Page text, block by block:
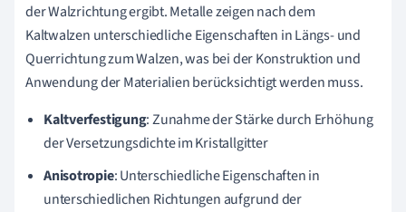
der Walzrichtung ergibt. Metalle zeigen nach dem
Kaltwalzen unterschiedliche Eigenschaften in Längs- und
Querrichtung zum Walzen, was bei der Konstruktion und
Anwendung der Materialien berücksichtigt werden muss.
Kaltverfestigung: Zunahme der Stärke durch Erhöhung
der Versetzungsdichte im Kristallgitter
Anisotropie: Unterschiedliche Eigenschaften in
unterschiedlichen Richtungen aufgrund der